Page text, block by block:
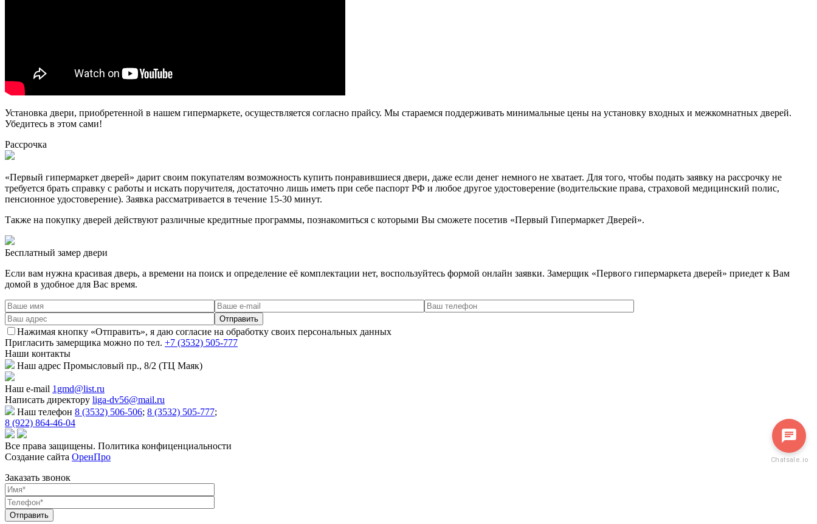
Установка двери, приобретенной в нашем гипермаркете, осуществляется согласно прайсу. Мы стараемся поддерживать минимальные цены на установку входных и межкомнатных дверей.
Убедитесь в этом сами!
Рассрочка
«Первый гипермаркет дверей» дарит своим покупателям возможность купить понравившиеся двери, даже если денег немного не хватает. Для того, чтобы подать заявку на рассрочку не
требуется брать справку с работы и искать поручителя, достаточно лишь иметь при себе паспорт РФ и любое другое удостоверение (водительские права, страховой медицинский полис,
пенсионное удостоверение). Заявка рассматривается в течение 15-30 минут.
Также на покупку дверей действуют различные кредитные программы, познакомиться с которыми Вы сможете посетив «Первый Гипермаркет Дверей».
Бесплатный замер двери
Если вам нужна красивая дверь, а времени на поиск и определение её комплектации нет, воспользуйтесь формой онлайн заявки. Замерщик «Первого гипермаркета дверей» приедет к Вам
домой в удобное для Вас время.
Нажимая кнопку «Отправить», я даю согласие на обработку своих персональных данных
Пригласить замерщика можно по тел. +7 (3532) 505-777
Наши контакты
Наш адрес Промысловый пр., 8/2 (ТЦ Маяк)
Наш e-mail 1gmd@list.ru
Написать директору liga-dv56@mail.ru
Наш телефон 8 (3532) 506-506; 8 (3532) 505-777;
8 (922) 864-46-04
Все права защищены. Политика конфиценциальности
Создание сайта ОренПро
Заказать звонок
Chatsale.io